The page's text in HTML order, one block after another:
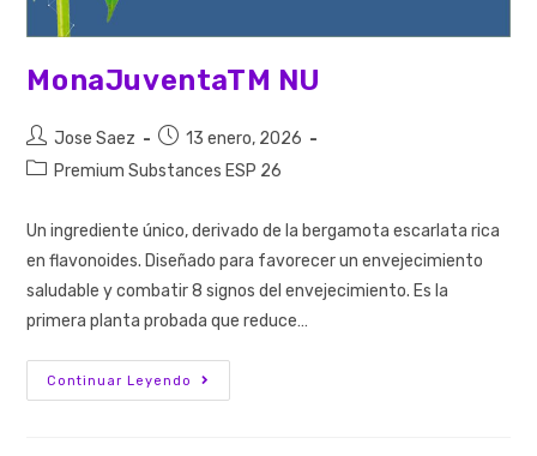
MonaJuventaTM NU
Jose Saez
13 enero, 2026
Premium Substances ESP 26
Un ingrediente único, derivado de la bergamota escarlata rica
en flavonoides. Diseñado para favorecer un envejecimiento
saludable y combatir 8 signos del envejecimiento. Es la
primera planta probada que reduce…
Continuar Leyendo